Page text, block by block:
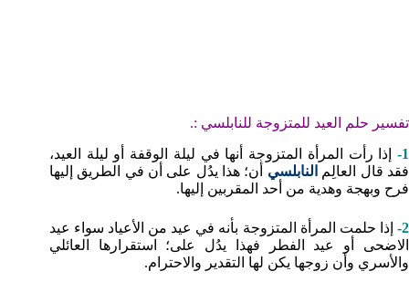
تفسير حلم العيد للمتزوجة للنابلسي :.
1-
إذا رأت المرأة المتزوجة أنها في ليلة الوقفة أو ليلة العيد،
فقد قال العالِم
النابلسي أن؛ هذا يدُل على أن في الطريق إليها
فرح وبهجة وهدية من أحد المقربين إليها.
2-
إذا حلمت المرأة المتزوجة بأنه في عيد من الأعياد سواء عيد
الاضحى أو عيد الفطر فهذا يدُل على؛ استقرارها العائلي
والأسري وأن زوجها يكن لها التقدير والاحترام.